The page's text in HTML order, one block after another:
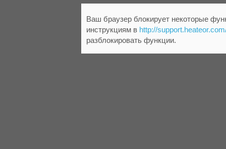
Ваш браузер блокирует некоторые
инструкциям в http://
разблокировать функции.